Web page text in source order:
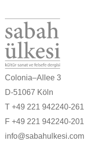
Colonia–Allee 3
D-51067 Köln
T +49 221 942240-261
F +49 221 942240-201
info@sabahulkesi.com